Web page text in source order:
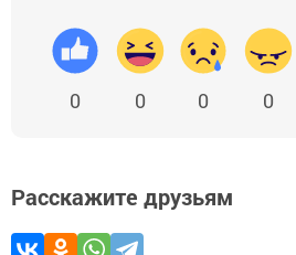
0 0 0 0
Расскажите друзьям